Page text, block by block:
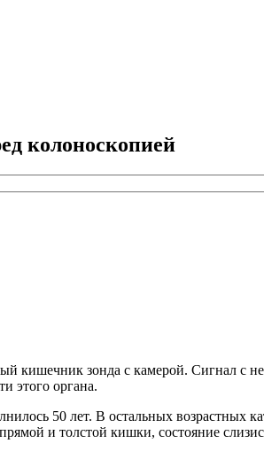
колоноскопией
кишечник зонда с камерой. Сигнал с
этого органа.
50 лет. В остальных возрастных
и толстой кишки, состояние